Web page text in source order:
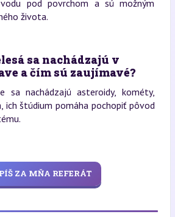
pod povrchom a sú možným
života.
sa nachádzajú v
a čím sú zaujímavé?
sa nachádzajú asteroidy, kométy,
ich štúdium pomáha pochopiť pôvod
ZA MŇA REFERÁT